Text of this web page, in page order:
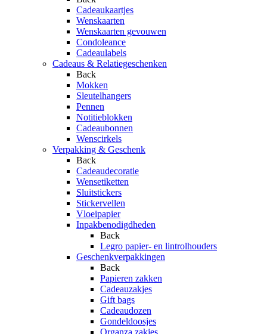
Cadeaukaartjes
Wenskaarten
Wenskaarten gevouwen
Condoleance
Cadeaulabels
Cadeaus & Relatiegeschenken
Back
Mokken
Sleutelhangers
Pennen
Notitieblokken
Cadeaubonnen
Wenscirkels
Verpakking & Geschenk
Back
Cadeaudecoratie
Wensetiketten
Sluitstickers
Stickervellen
Vloeipapier
Inpakbenodigdheden
Back
Legro papier- en lintrolhouders
Geschenkverpakkingen
Back
Papieren zakken
Cadeauzakjes
Gift bags
Cadeaudozen
Gondeldoosjes
Organza zakjes